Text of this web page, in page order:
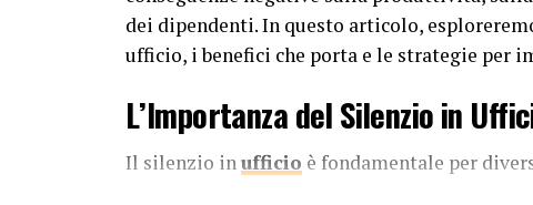
dei dipendenti. In questo articolo,
ufficio, i benefici che porta e le strategie per
L’Importanza del Silenzio in
Il silenzio inufficio è fondamentale per